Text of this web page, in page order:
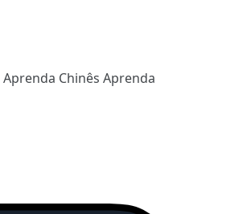
Aprenda Chinês Aprenda